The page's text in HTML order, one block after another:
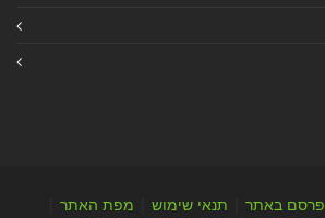
פרסם באתר תנאי שימוש מפת האתר